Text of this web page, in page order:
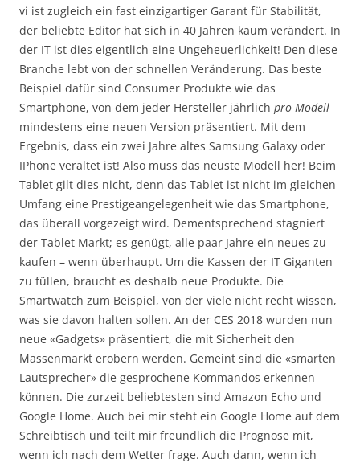
vi ist zugleich ein fast einzigartiger Garant für Stabilität,
der beliebte Editor hat sich in 40 Jahren kaum verändert. In
der IT ist dies eigentlich eine Ungeheuerlichkeit! Den diese
Branche lebt von der schnellen Veränderung. Das beste
Beispiel dafür sind Consumer Produkte wie das
Smartphone, von dem jeder Hersteller jährlich pro Modell
mindestens eine neuen Version präsentiert. Mit dem
Ergebnis, dass ein zwei Jahre altes Samsung Galaxy oder
IPhone veraltet ist! Also muss das neuste Modell her! Beim
Tablet gilt dies nicht, denn das Tablet ist nicht im gleichen
Umfang eine Prestigeangelegenheit wie das Smartphone,
das überall vorgezeigt wird. Dementsprechend stagniert
der Tablet Markt; es genügt, alle paar Jahre ein neues zu
kaufen – wenn überhaupt. Um die Kassen der IT Giganten
zu füllen, braucht es deshalb neue Produkte. Die
Smartwatch zum Beispiel, von der viele nicht recht wissen,
was sie davon halten sollen. An der CES 2018 wurden nun
neue «Gadgets» präsentiert, die mit Sicherheit den
Massenmarkt erobern werden. Gemeint sind die «smarten
Lautsprecher» die gesprochene Kommandos erkennen
können. Die zurzeit beliebtesten sind Amazon Echo und
Google Home. Auch bei mir steht ein Google Home auf dem
Schreibtisch und teilt mir freundlich die Prognose mit,
wenn ich nach dem Wetter frage. Auch dann, wenn ich